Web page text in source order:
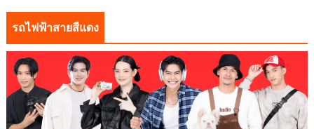
รถไฟฟ้าสายสีแดง